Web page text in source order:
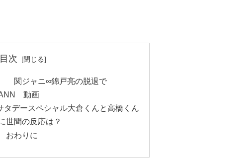
目次
関ジャニ∞錦戸亮の脱退で
ANN 動画
タデースペシャル大倉くんと高橋くん
世間の反応は？
おわりに